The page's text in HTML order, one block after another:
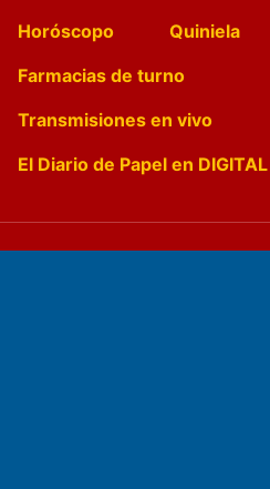
Horóscopo
Quiniela
Farmacias de turno
Transmisiones en vivo
El Diario de Papel en DIGITAL